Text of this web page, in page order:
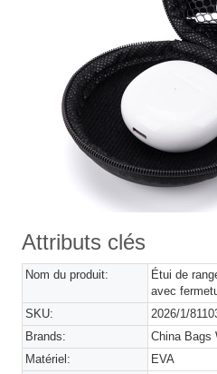
Attributs clés
Nom du produit:
Étui de
avec
SKU:
2026/1/
Brands:
China Bags
Matériel:
EVA